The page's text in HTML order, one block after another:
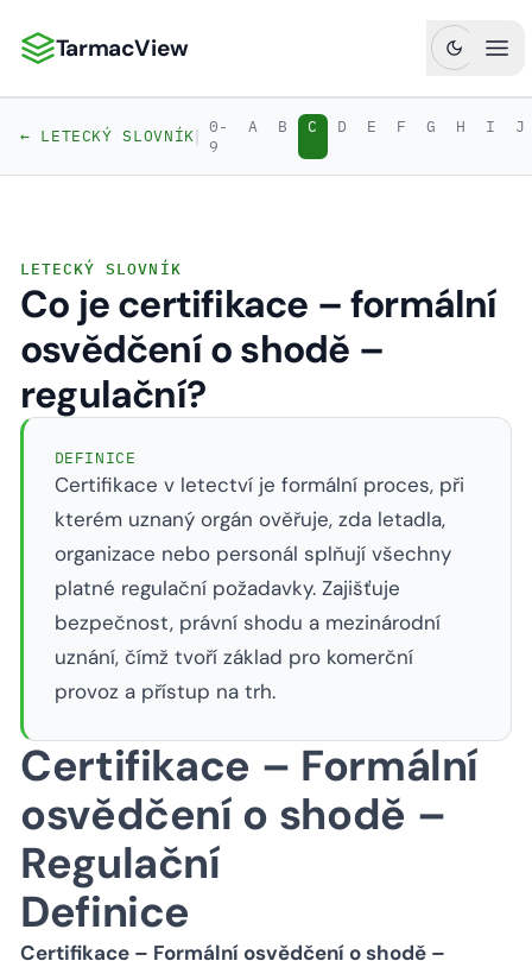
TarmacView: Precizní letecká analytika
TarmacView
← LETECKÝ SLOVNÍK| 0-
9
A B C D E F G H I J
LETECKÝ SLOVNÍK
Co je certifikace – formální
osvědčení o shodě –
regulační?
DEFINICE
Certifikace v letectví je formální proces, při
kterém uznaný orgán ověřuje, zda letadla,
organizace nebo personál splňují všechny
platné regulační požadavky. Zajišťuje
bezpečnost, právní shodu a mezinárodní
uznání, čímž tvoří základ pro komerční
provoz a přístup na trh.
Certifikace – Formální
osvědčení o shodě –
Regulační
Definice
Certifikace – Formální osvědčení o shodě –